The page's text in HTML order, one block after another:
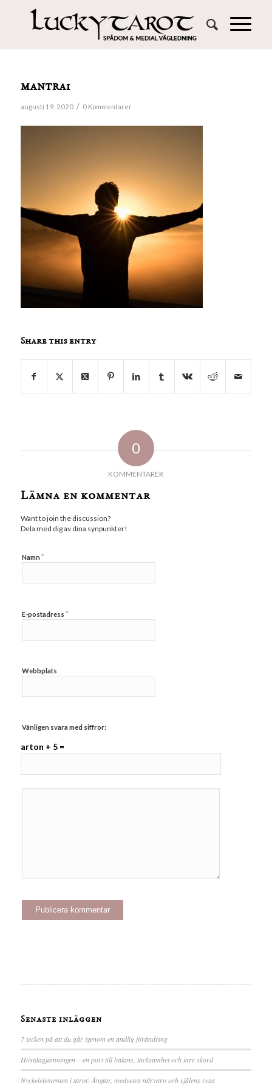
mantra1
augusti 19, 2020 / 0 Kommentarer
Share this entry
0
KOMMENTARER
Lämna en kommentar
Want to join the discussion?
Dela med dig av dina synpunkter!
Namn *
E-postadress *
Webbplats
Vänligen svara med siffror:
arton + 5 =
Senaste inläggen
7 tecken på att du går igenom en andlig förändring
Höstdagjämningen – en port till balans, tacksamhet och inre skörd
Nyckelelementen i tarot: Änglar, medveten närvaro och själens resa